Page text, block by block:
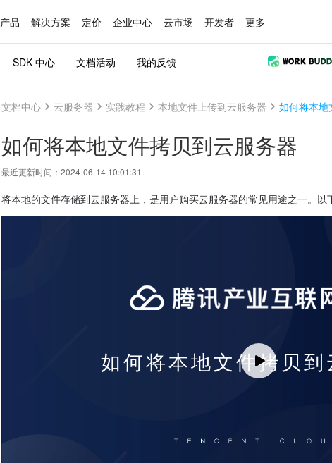
产品 解决方案 定价 企业中心 云市场 开发者 更多
SDK 中心 文档活动 我的反馈
文档中心 云服务器 实践教程 本地文件上传到云服务器 如何将本地
如何将本地文件拷贝到云服务器
最近更新时间： 2024-06-14 10:01:31
将本地的文件存储到云服务器上，是用户购买云服务器的常见用途之一。